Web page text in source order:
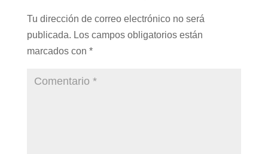
Tu dirección de correo electrónico no será
publicada. Los campos obligatorios están
marcados con *